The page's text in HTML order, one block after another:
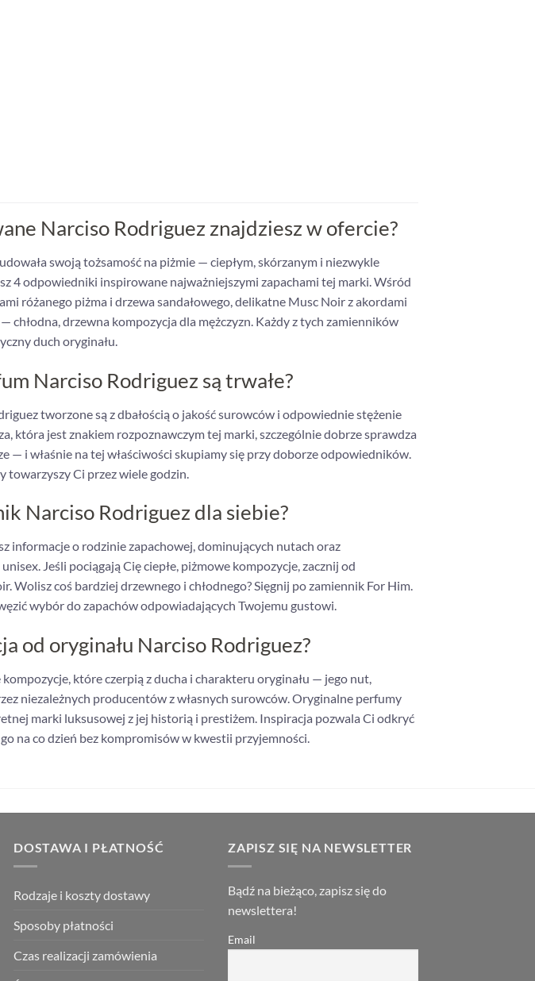
Narciso Rodriguez znajdziesz w ofercie?
swoją tożsamość na piżmie — ciepłym, skórzanym i niezwykle
4 odpowiedniki inspirowane najważniejszymi zapachami tej marki. Wśród
różanego piżma i drzewa sandałowego, delikatne Musc Noir z akordami
chłodna, drzewna kompozycja dla mężczyzn. Każdy z tych zamienników
duch oryginału.
Narciso Rodriguez są trwałe?
tworzone są z dbałością o jakość surowców i odpowiednie stężenie
która jest znakiem rozpoznawczym tej marki, szczególnie dobrze sprawdza
— i właśnie na tej właściwości skupiamy się przy doborze odpowiedników.
towarzyszy Ci przez wiele godzin.
Narciso Rodriguez dla siebie?
informacje o rodzinie zapachowej, dominujących nutach oraz
Jeśli pociągają Cię ciepłe, piżmowe kompozycje, zacznij od
Wolisz coś bardziej drzewnego i chłodnego? Sięgnij po zamiennik For Him.
wybór do zapachów odpowiadających Twojemu gustowi.
od oryginału Narciso Rodriguez?
które czerpią z ducha i charakteru oryginału — jego nut,
niezależnych producentów z własnych surowców. Oryginalne perfumy
marki luksusowej z jej historią i prestiżem. Inspiracja pozwala Ci odkryć
na co dzień bez kompromisów w kwestii przyjemności.
DOSTAWA I PŁATNOŚĆ
Rodzaje i koszty dostawy
Sposoby płatności
Czas realizacji zamówienia
ZAPISZ SIĘ NA NEWSLETTER
Bądź na bieżąco, zapisz się do
newslettera!
Email